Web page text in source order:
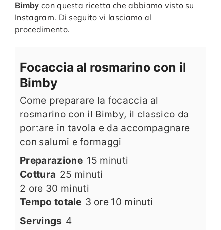
Bimby con questa ricetta che abbiamo visto su
Instagram. Di seguito vi lasciamo al
procedimento.
Focaccia al rosmarino con il
Bimby
Come preparare la focaccia al
rosmarino con il Bimby, il classico da
portare in tavola e da accompagnare
con salumi e formaggi
Preparazione 15 minuti
minuti
Cottura 25 minuti
minuti
2 ore
ore 30 minuti
minuti
Tempo totale 3ore
ore 10 minuti
minuti
Servings 4